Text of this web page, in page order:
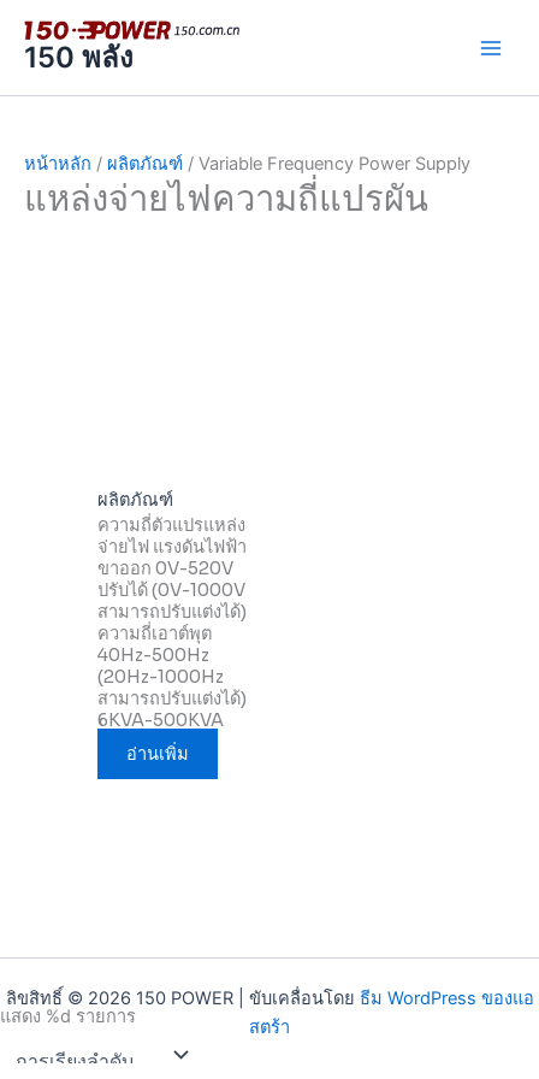
容
150 พลัง
หน้าหลัก / ผลิตภัณฑ์ / Variable Frequency Power Supply
แหล่งจ่ายไฟความถี่แปรผัน
แสดง %d รายการ
ผลิตภัณฑ์
ความถี่ตัวแปรแหล่ง
จ่ายไฟ แรงดันไฟฟ้า
ขาออก 0V-520V
ปรับได้ (0V-1000V
สามารถปรับแต่งได้)
ความถี่เอาต์พุต
40Hz-500Hz
(20Hz-1000Hz
สามารถปรับแต่งได้)
6KVA-500KVA
อ่านเพิ่ม
ลิขสิทธิ์ © 2026 150 POWER | ขับเคลื่อนโดย ธีม WordPress ของแอ
สตร้า